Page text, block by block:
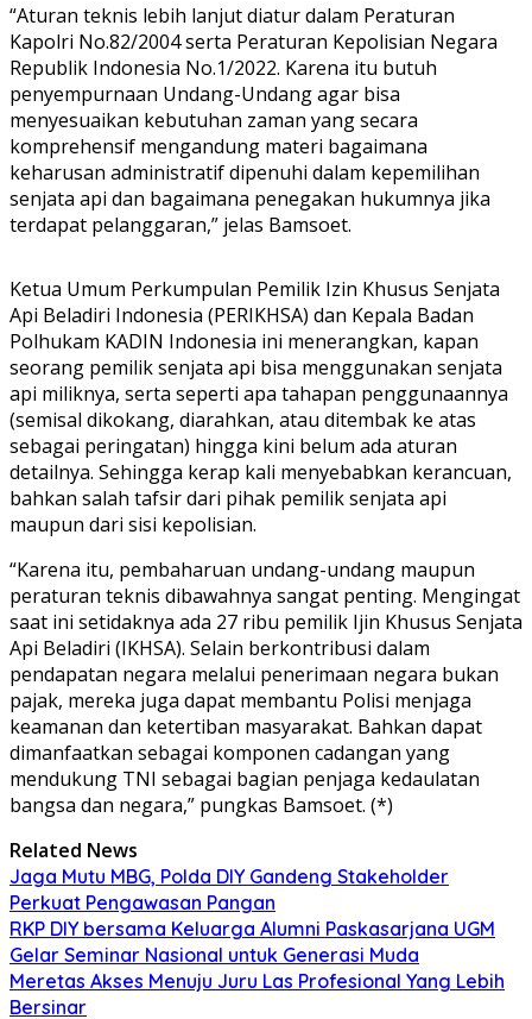
“Aturan teknis lebih lanjut diatur dalam Peraturan
Kapolri No.82/2004 serta Peraturan Kepolisian Negara
Republik Indonesia No.1/2022. Karena itu butuh
penyempurnaan Undang-Undang agar bisa
menyesuaikan kebutuhan zaman yang secara
komprehensif mengandung materi bagaimana
keharusan administratif dipenuhi dalam kepemilihan
senjata api dan bagaimana penegakan hukumnya jika
terdapat pelanggaran,” jelas Bamsoet.
Ketua Umum Perkumpulan Pemilik Izin Khusus Senjata
Api Beladiri Indonesia (PERIKHSA) dan Kepala Badan
Polhukam KADIN Indonesia ini menerangkan, kapan
seorang pemilik senjata api bisa menggunakan senjata
api miliknya, serta seperti apa tahapan penggunaannya
(semisal dikokang, diarahkan, atau ditembak ke atas
sebagai peringatan) hingga kini belum ada aturan
detailnya. Sehingga kerap kali menyebabkan kerancuan,
bahkan salah tafsir dari pihak pemilik senjata api
maupun dari sisi kepolisian.
“Karena itu, pembaharuan undang-undang maupun
peraturan teknis dibawahnya sangat penting. Mengingat
saat ini setidaknya ada 27 ribu pemilik Ijin Khusus Senjata
Api Beladiri (IKHSA). Selain berkontribusi dalam
pendapatan negara melalui penerimaan negara bukan
pajak, mereka juga dapat membantu Polisi menjaga
keamanan dan ketertiban masyarakat. Bahkan dapat
dimanfaatkan sebagai komponen cadangan yang
mendukung TNI sebagai bagian penjaga kedaulatan
bangsa dan negara,” pungkas Bamsoet. (*)
Related News
Jaga Mutu MBG, Polda DIY Gandeng Stakeholder
Perkuat Pengawasan Pangan
RKP DIY bersama Keluarga Alumni Paskasarjana UGM
Gelar Seminar Nasional untuk Generasi Muda
Meretas Akses Menuju Juru Las Profesional Yang Lebih
Bersinar